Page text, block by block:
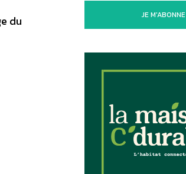
du
JE M'ABONNE